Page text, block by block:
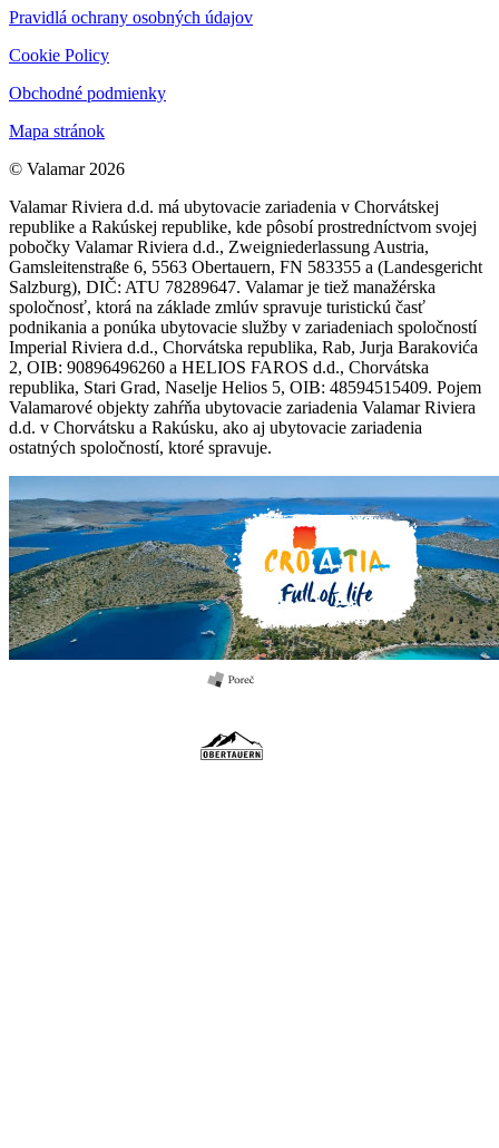
Pravidlá ochrany osobných údajov
Cookie Policy
Obchodné podmienky
Mapa stránok
© Valamar 2026
Valamar Riviera d.d. má ubytovacie zariadenia v Chorvátskej
republike a Rakúskej republike, kde pôsobí prostredníctvom svojej
pobočky Valamar Riviera d.d., Zweigniederlassung Austria,
Gamsleitenstraße 6, 5563 Obertauern, FN 583355 a (Landesgericht
Salzburg), DIČ: ATU 78289647. Valamar je tiež manažérska
spoločnosť, ktorá na základe zmlúv spravuje turistickú časť
podnikania a ponúka ubytovacie služby v zariadeniach spoločností
Imperial Riviera d.d., Chorvátska republika, Rab, Jurja Barakovića
2, OIB: 90896496260 a HELIOS FAROS d.d., Chorvátska
republika, Stari Grad, Naselje Helios 5, OIB: 48594515409. Pojem
Valamarové objekty zahŕňa ubytovacie zariadenia Valamar Riviera
d.d. v Chorvátsku a Rakúsku, ako aj ubytovacie zariadenia
ostatných spoločností, ktoré spravuje.